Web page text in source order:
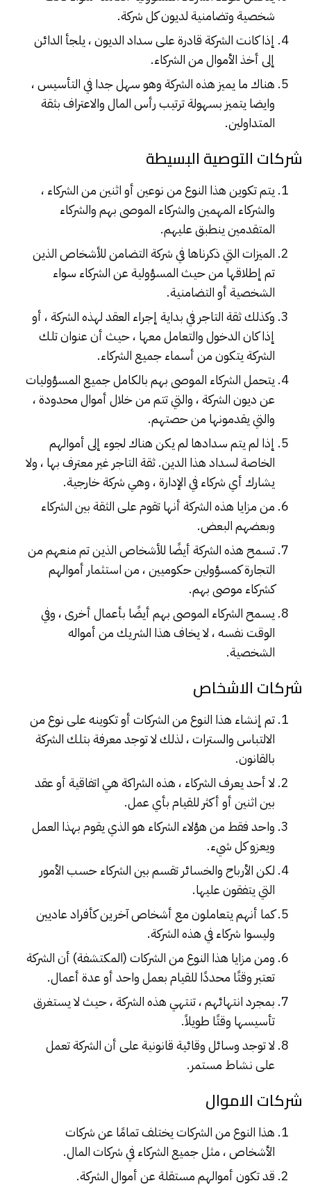
شخصية وتضامنية لديون كل شركة.
إذا كانت الشركة قادرة على سداد الديون ، يلجأ الدائن
إلى أخذ الأموال من الشركاء.
هناك ما يميز هذه الشركة وهو سهل جدا في التأسيس ،
وايضا يتميز بسهولة ترتيب رأس المال والاعتراف بثقة
المتداولين.
شركات التوصية البسيطة
يتم تكوين هذا النوع من نوعين أو اثنين من الشركاء ،
والشركاء المهمين والشركاء الموصى بهم والشركاء
المتقدمين ينطبق عليهم.
الميزات التي ذكرناها في شركة التضامن للأشخاص الذين
تم إطلاقها من حيث المسؤولية عن الشركاء سواء
الشخصية أو التضامنية.
وكذلك ثقة التاجر في بداية إجراء العقد لهذه الشركة ، أو
إذا كان الدخول والتعامل معها ، حيث أن عنوان تلك
الشركة يتكون من أسماء جميع الشركاء.
يتحمل الشركاء الموصى بهم بالكامل جميع المسؤوليات
عن ديون الشركة ، والتي تتم من خلال أموال محدودة ،
والتي يقدمونها من حصتهم.
إذا لم يتم سدادها لم يكن هناك لجوء إلى أموالهم
الخاصة لسداد هذا الدين. ثقة التاجر غير معترف بها ، ولا
يشارك أي شركاء في الإدارة ، وهي شركة خارجية.
من مزايا هذه الشركة أنها تقوم على الثقة بين الشركاء
وبعضهم البعض.
تسمح هذه الشركة أيضًا للأشخاص الذين تم منعهم من
التجارة كمسؤولين حكوميين ، من استثمار أموالهم
كشركاء موصى بهم.
يسمح الشركاء الموصى بهم أيضًا بأعمال أخرى ، وفي
الوقت نفسه ، لا يخاف هذا الشريك من أمواله
الشخصية.
شركات الاشخاص
تم إنشاء هذا النوع من الشركات أو تكوينه على نوع من
الالتباس والسترات ، لذلك لا توجد معرفة بتلك الشركة
بالقانون.
لا أحد يعرف الشركاء ، هذه الشراكة هي اتفاقية أو عقد
بين اثنين أو أكثر للقيام بأي عمل.
واحد فقط من هؤلاء الشركاء هو الذي يقوم بهذا العمل
ويعزو كل شيء.
لكن الأرباح والخسائر تقسم بين الشركاء حسب الأمور
التي يتفقون عليها.
كما أنهم يتعاملون مع أشخاص آخرين كأفراد عاديين
وليسوا شركاء في هذه الشركة.
ومن مزايا هذا النوع من الشركات (المكتشفة) أن الشركة
تعتبر وقتًا محددًا للقيام بعمل واحد أو عدة أعمال.
بمجرد انتهائهم ، تنتهي هذه الشركة ، حيث لا يستغرق
تأسيسها وقتًا طويلاً.
لا توجد وسائل وقائية قانونية على أن الشركة تعمل
على نشاط مستمر.
شركات الاموال
هذا النوع من الشركات يختلف تمامًا عن شركات
الأشخاص ، مثل جميع الشركاء في شركات المال.
قد تكون أموالهم مستقلة عن أموال الشركة.